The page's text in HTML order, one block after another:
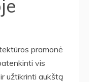
pramonė
vis
užtikrinti aukštą